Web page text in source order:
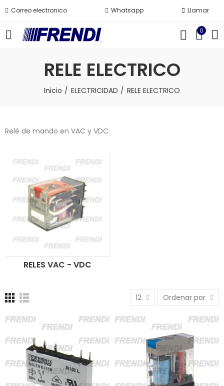
Correo electronico Whatsapp Llamar
0
RELE ELECTRICO
Inicio ELECTRICIDAD RELE ELECTRICO
Relé de mando en VAC y VDC.
RELES VAC - VDC
12 Ordenar por